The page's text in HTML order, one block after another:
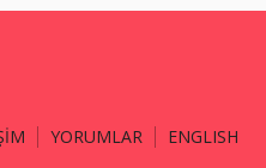
YORUMLAR ENGLISH